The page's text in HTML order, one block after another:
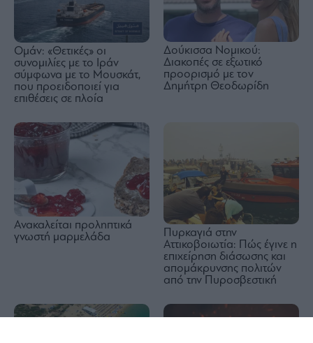
Ομάν: «Θετικές» οι
συνομιλίες με το Ιράν
σύμφωνα με το Μουσκάτ,
που προειδοποιεί για
επιθέσεις σε πλοία
Δούκισσα Νομικού:
Διακοπές σε εξωτικό
προορισμό με τον
Δημήτρη Θεοδωρίδη
Ανακαλείται προληπτικά
γνωστή μαρμελάδα
Πυρκαγιά στην
Αττικοβοιωτία: Πώς έγινε η
επιχείρηση διάσωσης και
απομάκρυνσης πολιτών
από την Πυροσβεστική